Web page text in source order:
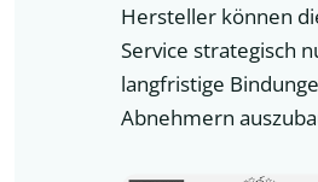
Hersteller können
Service strategisch
langfristige
Abnehmern